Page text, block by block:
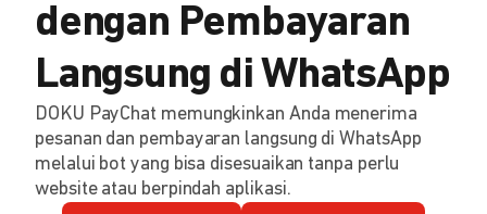
dengan Pembayaran
Langsung di WhatsApp
DOKU PayChat memungkinkan Anda menerima
pesanan dan pembayaran langsung di WhatsApp
melalui bot yang bisa disesuaikan tanpa perlu
website atau berpindah aplikasi.